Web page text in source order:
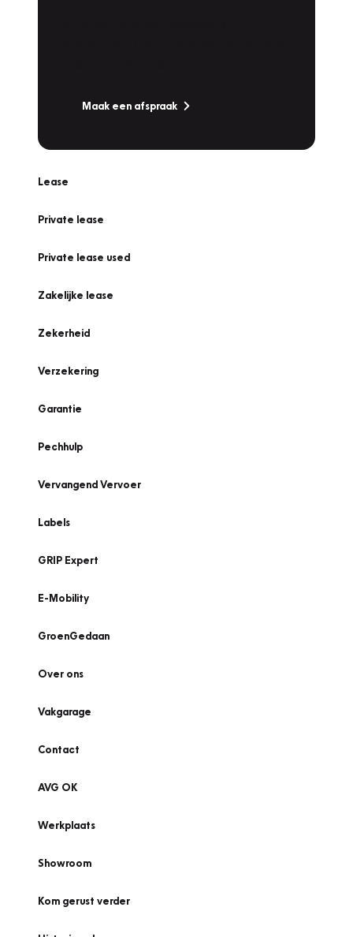
Maak een afspraak
Lease
Private lease
Private lease used
Zakelijke lease
Zekerheid
Verzekering
Garantie
Pechhulp
Vervangend Vervoer
Labels
GRIP Expert
E-Mobility
GroenGedaan
Over ons
Vakgarage
Contact
AVG OK
Werkplaats
Showroom
Kom gerust verder